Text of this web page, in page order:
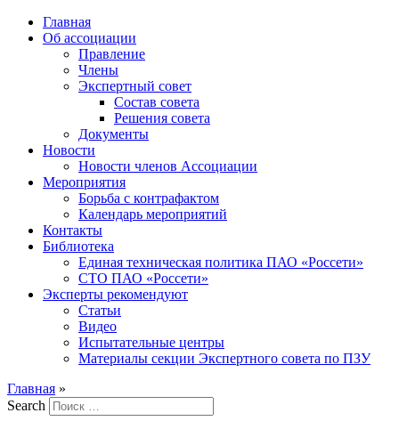
Главная
Об ассоциации
Правление
Члены
Экспертный совет
Состав совета
Решения совета
Документы
Новости
Новости членов Ассоциации
Мероприятия
Борьба с контрафактом
Календарь мероприятий
Контакты
Библиотека
Единая техническая политика ПАО «Россети»
СТО ПАО «Россети»
Эксперты рекомендуют
Статьи
Видео
Испытательные центры
Материалы секции Экспертного совета по ПЗУ
Главная »
Search